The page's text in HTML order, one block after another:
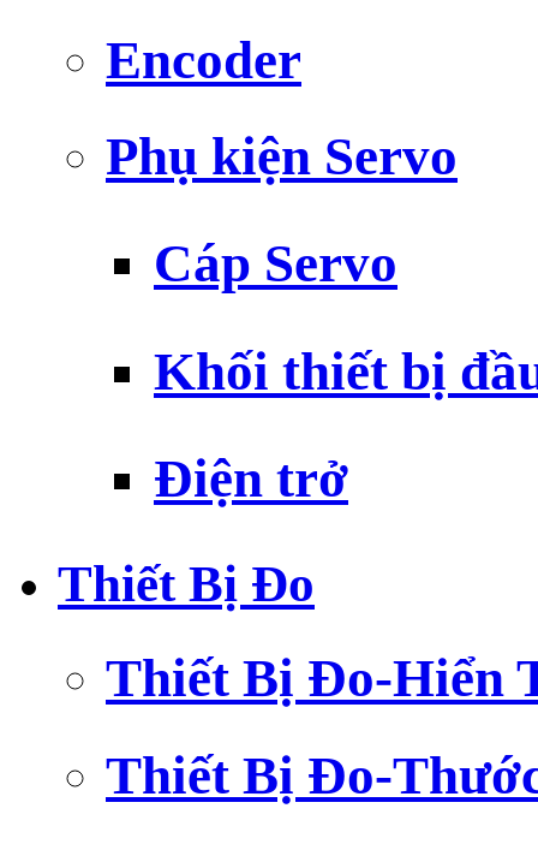
Encoder
Phụ kiện Servo
Cáp Servo
Khối thiết bị
Điện trở
Thiết Bị Đo
Thiết Bị Đo-Hiển
Thiết Bị Đo-